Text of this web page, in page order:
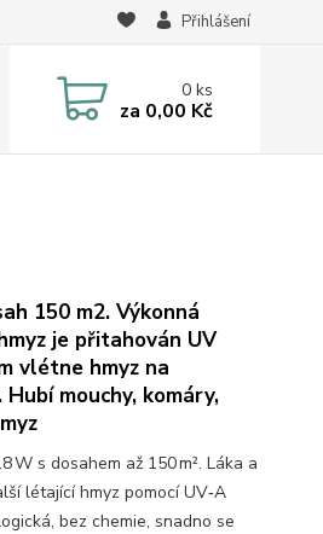
Přihlášení
0ks
za 0,00 Kč
150 m2. Výkonná
je přitahován UV
vlétne hmyz na
mouchy, komáry,
W s dosahem až 150 m². Láka a
létající hmyz pomocí UV‑A
bez chemie, snadno se